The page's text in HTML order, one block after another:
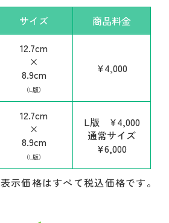
サイズ 商品料金
12.7cm
×
8.9cm
（L版）
¥4,000
12.7cm
×
8.9cm
（L版）
L版 ¥4,000
通常サイズ
¥6,000
表示価格はすべて税込価格です。